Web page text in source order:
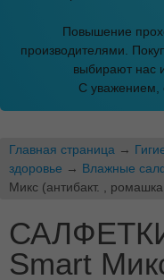
Повышение
производителями.
выбирают нас
С уважением,
Главная страница →
здоровье → Влажные
Микс (антибакт. ,
Smart